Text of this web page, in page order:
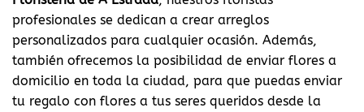
profesionales se dedican a crear arreglos
personalizados para cualquier ocasión. Además,
también ofrecemos la posibilidad de enviar flores a
domicilio en toda la ciudad, para que puedas enviar
tu regalo con flores a tus seres queridos desde la